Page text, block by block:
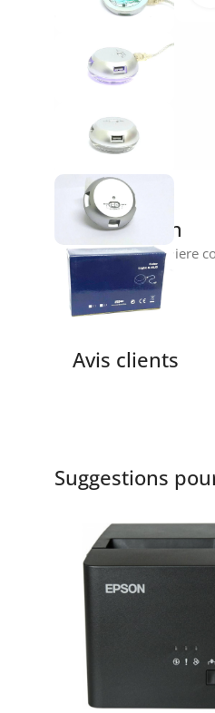
Description
HUB USB et lumiere
Avis clients
Suggestions